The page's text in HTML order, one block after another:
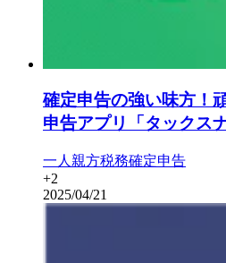
確定申告の強い味方！
申告アプリ「タックス
一人親方税務確定申告
+2
2025/04/21